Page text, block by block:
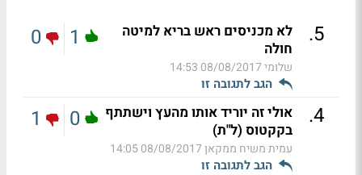
5
.
לא מכניסים ראש בריא למיטה
חולה
שלומי08/08/2017 14:53
הגב לתגובה זו
1
0
4
.
אולי זה יוריד אותו מהעץ וישתתף
בקקטוס (ל"ת)
עמית משיח ממקאן08/08/2017 14:05
הגב לתגובה זו
0
1